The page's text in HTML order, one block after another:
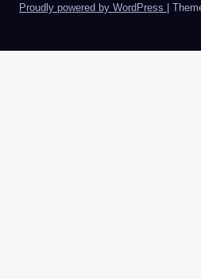
Proudly powered by WordPress |